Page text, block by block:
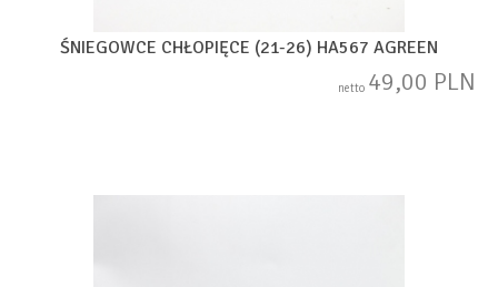
ŚNIEGOWCE CHŁOPIĘCE (21-26) HA567 AGREEN
netto 49,00 PLN